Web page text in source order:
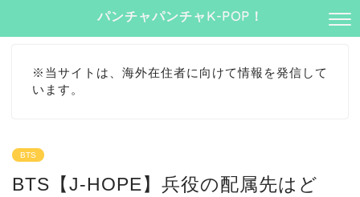
パンチャパンチャK-POP！
※当サイトは、海外在住者に向けて情報を発信して
います。
BTS
BTS【J-HOPE】兵役の配属先はど